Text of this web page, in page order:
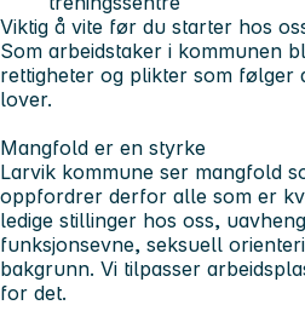
Viktig å vite før du starter hos
Som arbeidstaker i kommunen
rettigheter og plikter som følger
lover.
Mangfold er en styrke
Larvik kommune ser mangfold
oppfordrer derfor alle som er
ledige stillinger hos oss,
funksjonsevne, seksuell
bakgrunn. Vi tilpasser
for det.